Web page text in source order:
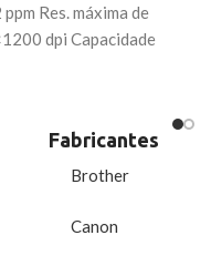
Res. máxima de
dpi Capacidade
Fabricantes
Brother
Canon